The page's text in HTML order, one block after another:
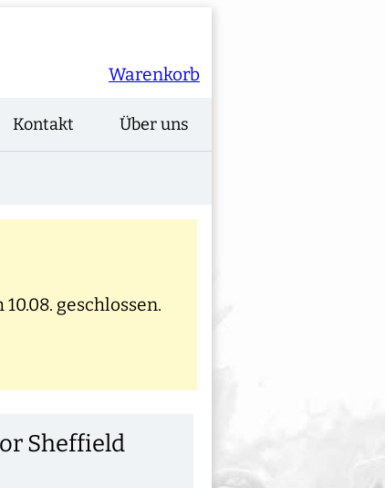
Warenkorb
Über uns
Kontakt
geschlossen.
Sheffield